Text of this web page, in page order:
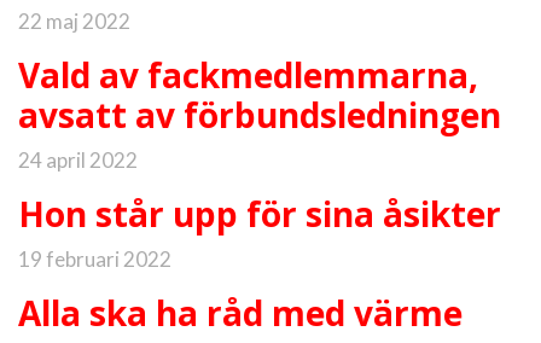
22 maj 2022
Vald av fackmedlemmarna,
avsatt av förbundsledningen
24 april 2022
Hon står upp för sina åsikter
19 februari 2022
Alla ska ha råd med värme